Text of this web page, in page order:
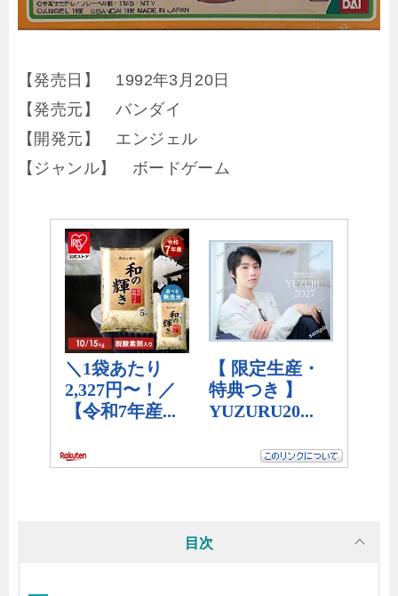
【発売日】 1992年3月20日
【発売元】 バンダイ
【開発元】 エンジェル
【ジャンル】 ボードゲーム
目次